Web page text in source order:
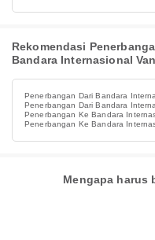
Rekomendasi
Bandara Internasional
Penerbangan Dari Bandara
Penerbangan Dari Bandara
Penerbangan Ke Bandara
Penerbangan Ke Bandara
Mengapa harus